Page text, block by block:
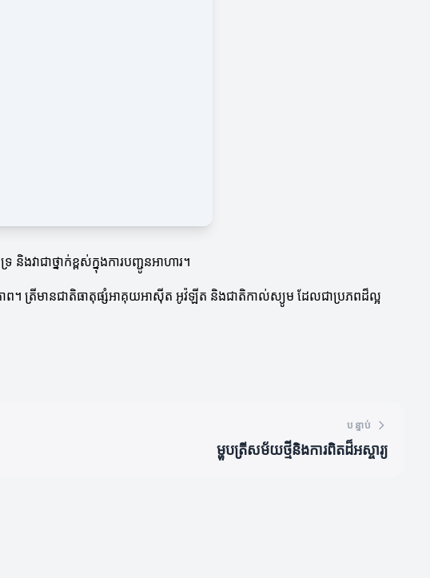
វាជាថ្នាក់ខ្ពស់ក្នុងការបញ្ជូនអាហារ។
ខភាព។ ត្រីមានជាតិធាតុផ្សំអាគុយអាស៊ីត អូវ៉ឡីត និងជាតិកាល់ស្យូម ដែលជាប្រភពដ៏ល្អ
បន្ទាប់
ម្ហូបត្រីសម័យថ្មីនិងការពិតដ៏អស្ចារ្យ